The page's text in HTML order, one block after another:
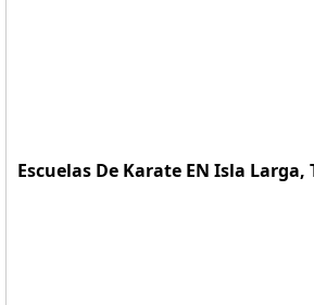
Escuelas De Karate EN Isla